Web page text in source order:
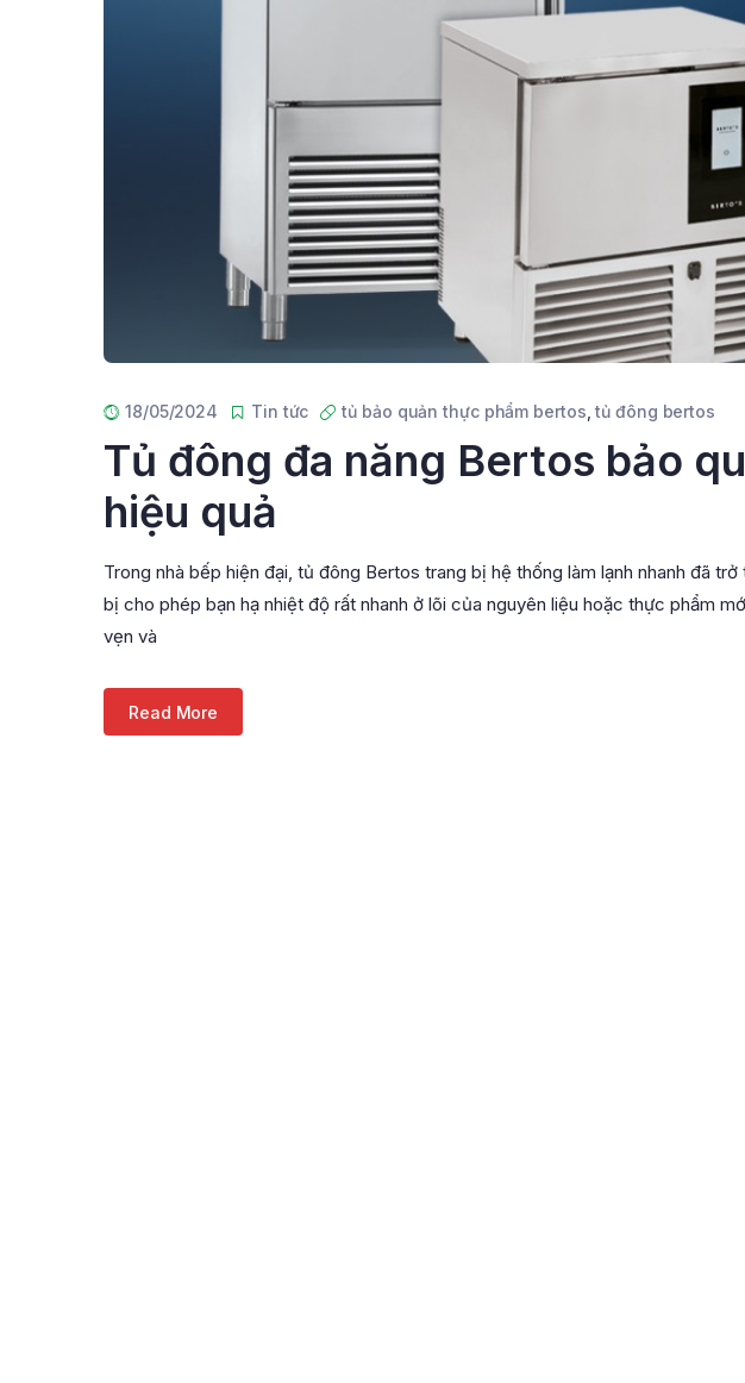
18/05/2024 Tin tức tủ bảo quản thực phẩm bertos ,tủ đông bertos
Tủ đông đa năng Bertos bảo
hiệu quả
Trong nhà bếp hiện đại, tủ đông Bertos trang bị hệ thống làm lạnh nhanh đã
bị cho phép bạn hạ nhiệt độ rất nhanh ở lõi của nguyên liệu hoặc thực phẩm
vẹn và
Read More